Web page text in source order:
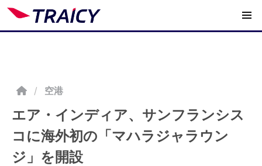
/ 空港
エア・インディア、サンフランシス
コに海外初の「マハラジャラウン
ジ」を開設